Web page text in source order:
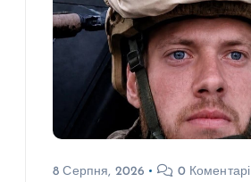
8 Серпня, 2026 0 Коментарі